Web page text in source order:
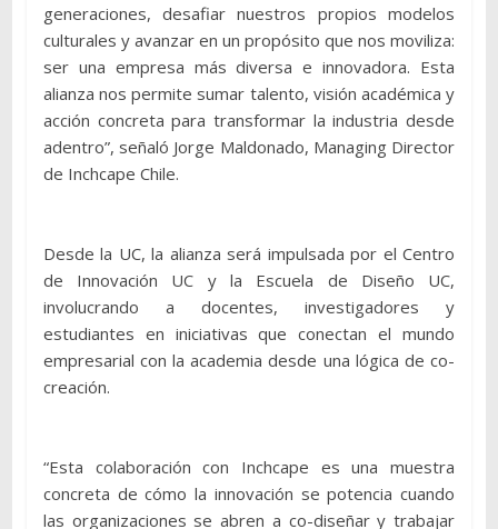
generaciones, desafiar nuestros propios modelos
culturales y avanzar en un propósito que nos moviliza:
ser una empresa más diversa e innovadora. Esta
alianza nos permite sumar talento, visión académica y
acción concreta para transformar la industria desde
adentro”, señaló Jorge Maldonado, Managing Director
de Inchcape Chile.
Desde la UC, la alianza será impulsada por el Centro
de Innovación UC y la Escuela de Diseño UC,
involucrando a docentes, investigadores y
estudiantes en iniciativas que conectan el mundo
empresarial con la academia desde una lógica de co-
creación.
“Esta colaboración con Inchcape es una muestra
concreta de cómo la innovación se potencia cuando
las organizaciones se abren a co-diseñar y trabajar